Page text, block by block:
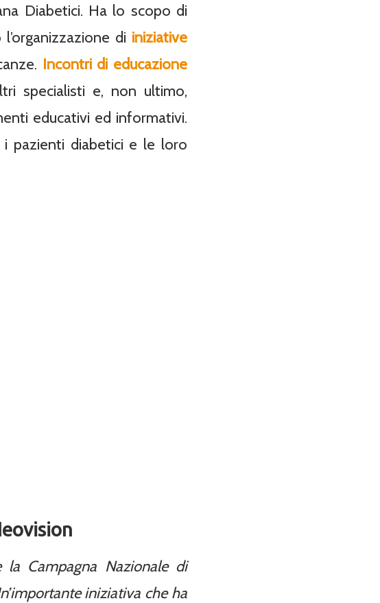
Diabetici. Ha lo scopo di
di iniziative
Incontri di educazione
specialisti e, non ultimo,
educativi ed informativi.
i pazienti diabetici e le loro
Campagna Nazionale di
iniziativa che ha